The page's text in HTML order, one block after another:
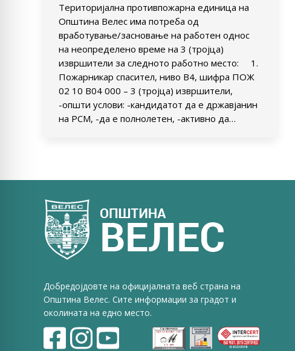
Територијална противпожарна единица на
Општина Велес има потреба од
вработување/засновање на работен однос
на неопределено време на 3 (тројца)
извршители за следното работно место: 1.
Пожарникар спасител, ниво В4, шифра ПОЖ
02 10 В04 000 – 3 (тројца) извршители,
-општи услови: -кандидатот да е државјанин
на РСМ, -да е полнолетен, -активно да…
Добредојдовте на официјалната веб страна на
Општина Велес. Сите информации за градот и
околината на едно место.